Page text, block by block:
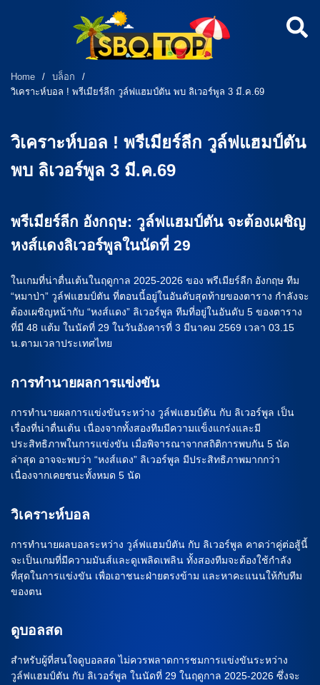
Home / บล็อก
/
วิเคราะห์บอล ! พรีเมียร์ลีก วูล์ฟแฮมป์ตัน พบ ลิเวอร์พูล 3 มี.ค.69
วิเคราะห์บอล ! พรีเมียร์ลีก วูล์ฟแฮมป์ตัน
พบ ลิเวอร์พูล 3 มี.ค.69
พรีเมียร์ลีก อังกฤษ: วูล์ฟแฮมป์ตัน จะต้องเผชิญ
หงส์แดงลิเวอร์พูลในนัดที่ 29
ในเกมที่น่าตื่นเต้นในฤดูกาล 2025-2026 ของ พรีเมียร์ลีก อังกฤษ ทีม
“หมาป่า” วูล์ฟแฮมป์ตัน ที่ตอนนี้อยู่ในอันดับสุดท้ายของตาราง กำลังจะ
ต้องเผชิญหน้ากับ “หงส์แดง” ลิเวอร์พูล ทีมที่อยู่ในอันดับ 5 ของตาราง
ที่มี 48 แต้ม ในนัดที่ 29 ในวันอังคารที่ 3 มีนาคม 2569 เวลา 03.15
น.ตามเวลาประเทศไทย
การทำนายผลการแข่งขัน
การทำนายผลการแข่งขันระหว่าง วูล์ฟแฮมป์ตัน กับ ลิเวอร์พูล เป็น
เรื่องที่น่าตื่นเต้น เนื่องจากทั้งสองทีมมีความแข็งแกร่งและมี
ประสิทธิภาพในการแข่งขัน เมื่อพิจารณาจากสถิติการพบกัน 5 นัด
ล่าสุด อาจจะพบว่า “หงส์แดง” ลิเวอร์พูล มีประสิทธิภาพมากกว่า
เนื่องจากเคยชนะทั้งหมด 5 นัด
วิเคราะห์บอล
การทำนายผลบอลระหว่าง วูล์ฟแฮมป์ตัน กับ ลิเวอร์พูล คาดว่าคู่ต่อสู้นี้
จะเป็นเกมที่มีความมันส์และดูเพลิดเพลิน ทั้งสองทีมจะต้องใช้กำลัง
ที่สุดในการแข่งขัน เพื่อเอาชนะฝ่ายตรงข้าม และหาคะแนนให้กับทีม
ของตน
ดูบอลสด
สำหรับผู้ที่สนใจดูบอลสด ไม่ควรพลาดการชมการแข่งขันระหว่าง
วูล์ฟแฮมป์ตัน กับ ลิเวอร์พูล ในนัดที่ 29 ในฤดูกาล 2025-2026 ซึ่งจะ